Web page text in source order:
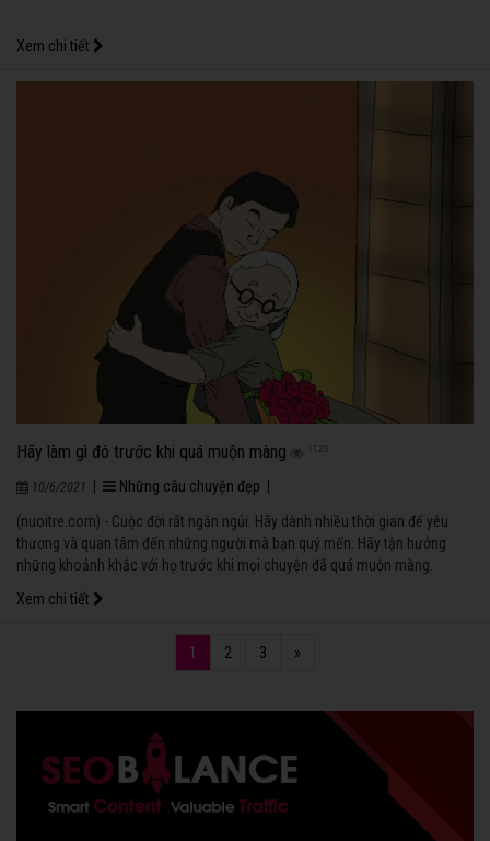
Xem chi tiết
Hãy làm gì đó trước khi quá muộn màng
10/6/2021 Những câu chuyện đẹp
(nuoitre.com) - Cuộc đời rất ngắn ngủi. Hãy dành nhiều thời gian để yêu
thương và quan tâm đến những người mà bạn quý mến. Hãy tận hưởng
những khoảnh khắc với họ trước khi mọi chuyện đã quá muộn màng.
Xem chi tiết
1 2 3 »